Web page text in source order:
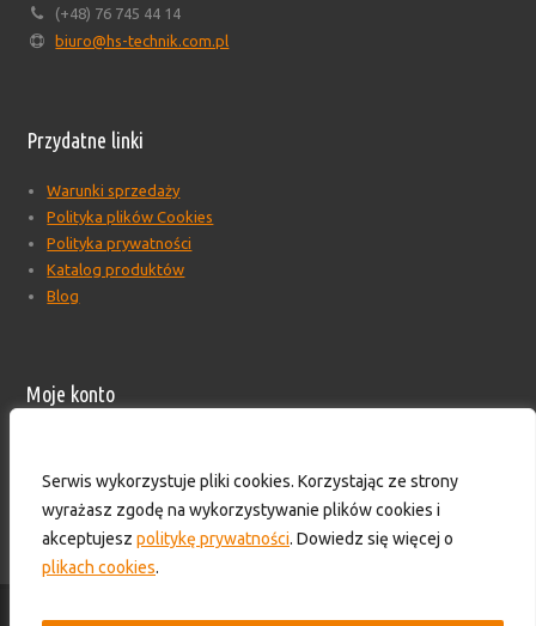
Serwis wykorzystuje pliki cookies. Korzystając ze strony
wyrażasz zgodę na wykorzystywanie plików cookies i
akceptujesz politykę prywatności. Dowiedz się więcej o
plikach cookies.
(+48) 76 745 44 14
biuro@hs-technik.com.pl
Przydatne linki
Warunki sprzedaży
Polityka plików Cookies
Polityka prywatności
Katalog produktów
Blog
Moje konto
Formularz wyceny produktów
Skontaktuj się z nami!
© 2016-2025 - HS TECHNIK - Zaopatrzenie przemysłu. Wszelkie prawa